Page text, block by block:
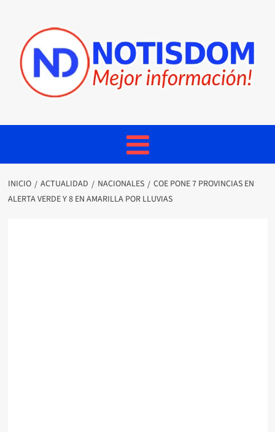
INICIO ACTUALIDAD NACIONALES
COE PONE 7 PROVINCIAS EN
ALERTA VERDE Y 8 EN AMARILLA POR LLUVIAS